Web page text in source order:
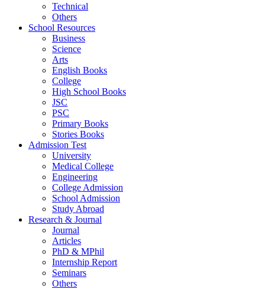
Technical
Others
School Resources
Business
Science
Arts
English Books
College
High School Books
JSC
PSC
Primary Books
Stories Books
Admission Test
University
Medical College
Engineering
College Admission
School Admission
Study Abroad
Research & Journal
Journal
Articles
PhD & MPhil
Internship Report
Seminars
Others